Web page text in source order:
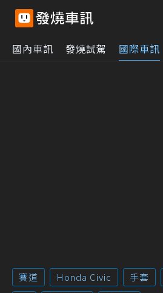
國內車訊 發燒試駕 國際車訊
賽道 Honda Civic 手套